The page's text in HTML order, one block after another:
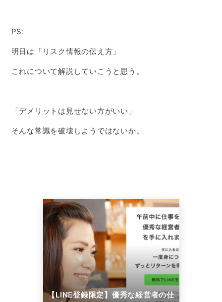
PS:
明日は「リスク情報の伝え方」
これについて解説していこうと思う。
「デメリットは見せない方がいい」
そんな常識を破壊しようではないか。
【LINE登録限定】優秀な経営者の仕